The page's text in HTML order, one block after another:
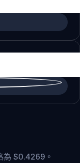
為 $0.4269。